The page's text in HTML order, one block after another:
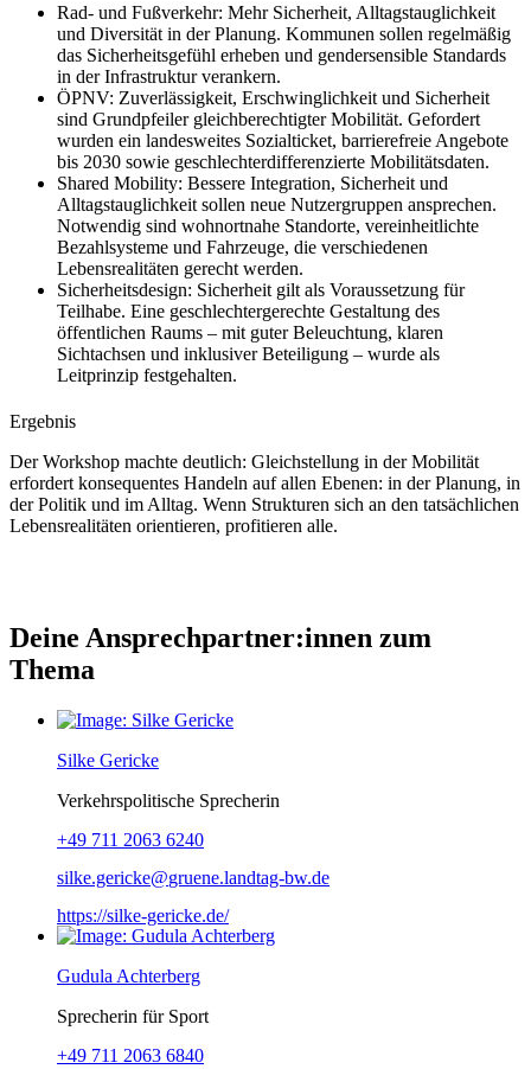
Rad- und Fußverkehr: Mehr Sicherheit, Alltagstauglichkeit
und Diversität in der Planung. Kommunen sollen regelmäßig
das Sicherheitsgefühl erheben und gendersensible Standards
in der Infrastruktur verankern.
ÖPNV: Zuverlässigkeit, Erschwinglichkeit und Sicherheit
sind Grundpfeiler gleichberechtigter Mobilität. Gefordert
wurden ein landesweites Sozialticket, barrierefreie Angebote
bis 2030 sowie geschlechterdifferenzierte Mobilitätsdaten.
Shared Mobility: Bessere Integration, Sicherheit und
Alltagstauglichkeit sollen neue Nutzergruppen ansprechen.
Notwendig sind wohnortnahe Standorte, vereinheitlichte
Bezahlsysteme und Fahrzeuge, die verschiedenen
Lebensrealitäten gerecht werden.
Sicherheitsdesign: Sicherheit gilt als Voraussetzung für
Teilhabe. Eine geschlechtergerechte Gestaltung des
öffentlichen Raums – mit guter Beleuchtung, klaren
Sichtachsen und inklusiver Beteiligung – wurde als
Leitprinzip festgehalten.
Ergebnis
Der Workshop machte deutlich: Gleichstellung in der Mobilität
erfordert konsequentes Handeln auf allen Ebenen: in der Planung, in
der Politik und im Alltag. Wenn Strukturen sich an den tatsächlichen
Lebensrealitäten orientieren, profitieren alle.
Deine Ansprechpartner:innen zum
Thema
Silke Gericke
Verkehrspolitische Sprecherin
+49 711 2063 6240
silke.gericke
gruene.landtag-bw de
https://silke-gericke.de/
Gudula Achterberg
Sprecherin für Sport
+49 711 2063 6840